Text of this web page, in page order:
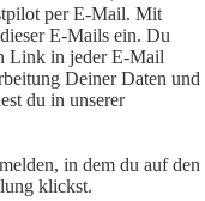
per E-Mail. Mit
E-Mails ein. Du
Link in jeder E-Mail
Deiner Daten und
du in unserer
in dem du auf den
klickst.